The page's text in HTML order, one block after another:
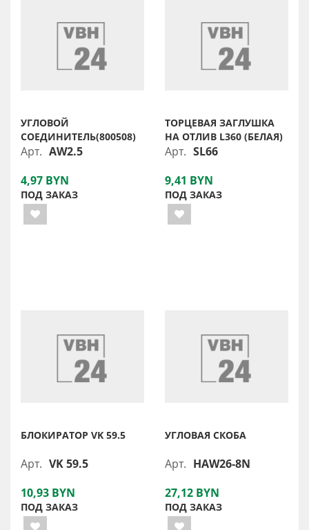
УГЛОВОЙ
СОЕДИНИТЕЛЬ(800508)
Арт. AW2.5
4,97 BYN
ПОД ЗАКАЗ
ТОРЦЕВАЯ ЗАГЛУШКА
НА ОТЛИВ L360 (БЕЛАЯ)
Арт. SL66
9,41 BYN
ПОД ЗАКАЗ
БЛОКИРАТОР VK 59.5
Арт. VK 59.5
10,93 BYN
ПОД ЗАКАЗ
УГЛОВАЯ СКОБА
Арт. HAW26-8N
27,12 BYN
ПОД ЗАКАЗ